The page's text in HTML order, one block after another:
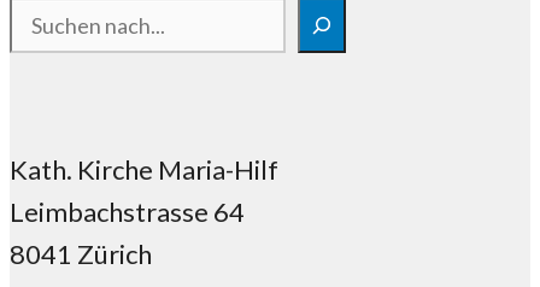
Suchen
Kath. Kirche Maria-Hilf
Leimbachstrasse 64
8041 Zürich